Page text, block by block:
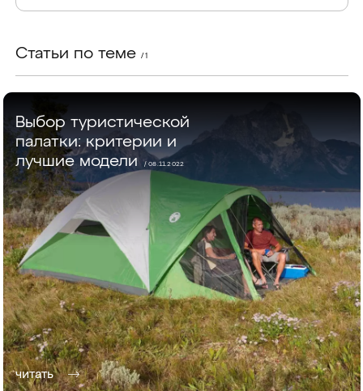
Статьи по теме / 1
Выбор туристической
палатки: критерии и
лучшие модели
/ 08.11.2022
читать